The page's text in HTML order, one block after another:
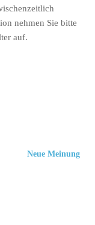
nehmen Sie bitte
auf.
Neue Meinung